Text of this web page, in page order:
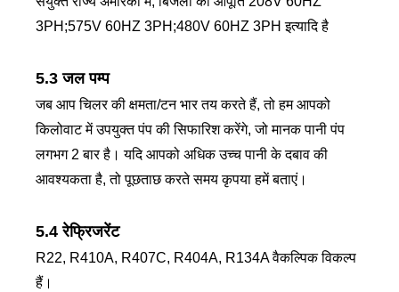
3PH;575V 60HZ 3PH;480V 60HZ 3PH इत्यादि है
5.3 जल पम्प
जब आप चिलर की क्षमता/टन भार तय करते हैं, तो हम आपको
किलोवाट में उपयुक्त पंप की सिफारिश करेंगे, जो मानक पानी पंप
लगभग 2 बार है। यदि आपको अधिक उच्च पानी के दबाव की
आवश्यकता है, तो पूछताछ करते समय कृपया हमें बताएं।
5.4 रेफ्रिजरेंट
R22, R410A, R407C, R404A, R134A वैकल्पिक विकल्प
हैं।